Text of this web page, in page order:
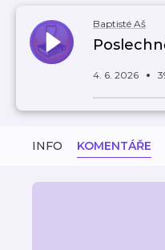
Baptisté Aš
4. 6. 2026
INFO KOMENTÁŘE